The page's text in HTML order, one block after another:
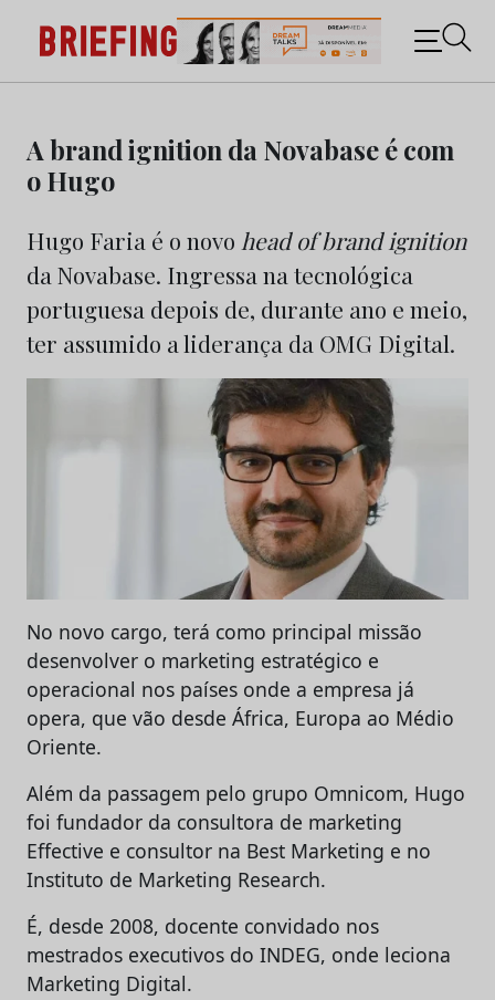
content
Briefing: Todas as notícias sobre os negócios do
Marketing e da Publicidade
A brand ignition da Novabase é com
o Hugo
Hugo Faria é o novo head of brand ignition
da Novabase. Ingressa na tecnológica
portuguesa depois de, durante ano e meio,
ter assumido a liderança da OMG Digital.
No novo cargo, terá como principal missão
desenvolver o marketing estratégico e
operacional nos países onde a empresa já
opera, que vão desde África, Europa ao Médio
Oriente.
Além da passagem pelo grupo Omnicom, Hugo
foi fundador da consultora de marketing
Effective e consultor na Best Marketing e no
Instituto de Marketing Research.
É, desde 2008, docente convidado nos
mestrados executivos do INDEG, onde leciona
Marketing Digital.